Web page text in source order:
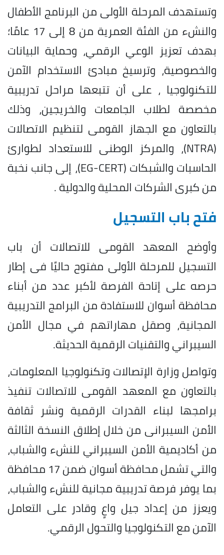
وتستهدف المرحلة الأولى من البرنامج الأطفال
والنشء من الفئة العمرية من 8 إلى 17 عامًا؛
بهدف تعزيز الوعي الرقمي، وحماية البيانات
والخصوصية، وترسيخ مبادئ الاستخدام الآمن
للتكنولوجيا ، على أن تتبعها مراحل تدريبية
مخصصة لطلاب الجامعات والخريجين، وذلك
بالتعاون مع الجهاز القومى لتنظيم الاتصالات
(NTRA)، والمركز الوطنى للاستعداد لطوارئ
الحاسبات والشبكات (EG-CERT)، إلى جانب نخبة
من كبرى الشركات المحلية والدولية .
فتح باب التسجيل
وأوضح المعهد القومى للاتصالات أن باب
التسجيل للمرحلة الأولى مفتوح حاليًا فى إطار
حرصه على إتاحة الفرصة لأكبر عدد من أبناء
محافظة أسوان للاستفادة من البرامج التدريبية
المجانية، وصقل مهاراتهم في مجال الأمن
السيبراني والتقنيات الرقمية الحديثة.
وتواصل وزارة الإتصالات وتكنولوجيا المعلومات،
بالتعاون مع المعهد القومى للاتصالات تنفيذ
برامجها لبناء القدرات الرقمية ونشر ثقافة
الأمن السيبرانى من خلال إطلاق النسخة الثالثة
من أكاديمية الأمن السيبراني للنشء والشباب،
والتي تشمل محافظة أسوان ضمن 17 محافظة
بما يوفر فرصة تدريبية مجانية للنشء والشباب،
ويعزز من إعداد جيل واعٍ وقادر على التعامل
الآمن مع التكنولوجيا والتحول الرقمي.